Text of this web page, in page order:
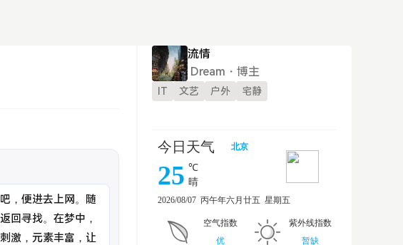
，便进去上网。随
回寻找。在梦中，
激，元素丰富，让
流情
Dream・博主
IT 文艺 户外 宅静